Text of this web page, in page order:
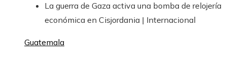
La guerra de Gaza activa una bomba de relojería
económica en Cisjordania | Internacional
Guatemala